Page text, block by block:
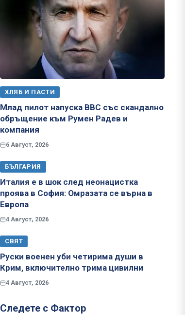
ХЛЯБ И ПАСТИ
Млад пилот напуска ВВС със скандално
обръщение към Румен Радев и
компания
6 Август, 2026
БЪЛГАРИЯ
Италия е в шок след неонацистка
проява в София: Омразата се върна в
Европа
4 Август, 2026
СВЯТ
Руски военен уби четирима души в
Крим, включително трима цивилни
4 Август, 2026
Следете с Фактор